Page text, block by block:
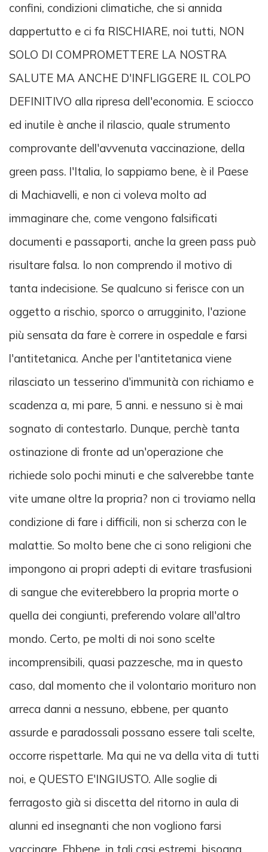
confini, condizioni climatiche, che si annida
dappertutto e ci fa RISCHIARE, noi tutti, NON
SOLO DI COMPROMETTERE LA NOSTRA
SALUTE MA ANCHE D'INFLIGGERE IL COLPO
DEFINITIVO alla ripresa dell'economia. E sciocco
ed inutile è anche il rilascio, quale strumento
comprovante dell'avvenuta vaccinazione, della
green pass. l'Italia, lo sappiamo bene, è il Paese
di Machiavelli, e non ci voleva molto ad
immaginare che, come vengono falsificati
documenti e passaporti, anche la green pass può
risultare falsa. Io non comprendo il motivo di
tanta indecisione. Se qualcuno si ferisce con un
oggetto a rischio, sporco o arrugginito, l'azione
più sensata da fare è correre in ospedale e farsi
l'antitetanica. Anche per l'antitetanica viene
rilasciato un tesserino d'immunità con richiamo e
scadenza a, mi pare, 5 anni. e nessuno si è mai
sognato di contestarlo. Dunque, perchè tanta
ostinazione di fronte ad un'operazione che
richiede solo pochi minuti e che salverebbe tante
vite umane oltre la propria? non ci troviamo nella
condizione di fare i difficili, non si scherza con le
malattie. So molto bene che ci sono religioni che
impongono ai propri adepti di evitare trasfusioni
di sangue che eviterebbero la propria morte o
quella dei congiunti, preferendo volare all'altro
mondo. Certo, pe molti di noi sono scelte
incomprensibili, quasi pazzesche, ma in questo
caso, dal momento che il volontario morituro non
arreca danni a nessuno, ebbene, per quanto
assurde e paradossali possano essere tali scelte,
occorre rispettarle. Ma qui ne va della vita di tutti
noi, e QUESTO E'INGIUSTO. Alle soglie di
ferragosto già si discetta del ritorno in aula di
alunni ed insegnanti che non vogliono farsi